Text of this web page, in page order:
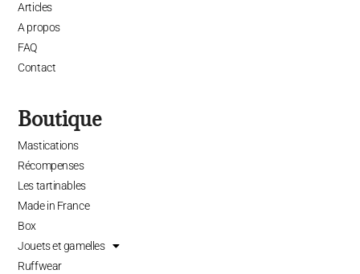
Articles
A propos
FAQ
Contact
Boutique
Mastications
Récompenses
Les tartinables
Made in France
Box
Jouets et gamelles
Ruffwear